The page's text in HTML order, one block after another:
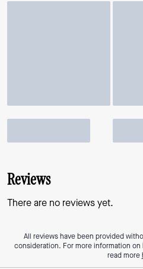
Reviews
There are no reviews yet.
All reviews have been provided
consideration. For more information
read more